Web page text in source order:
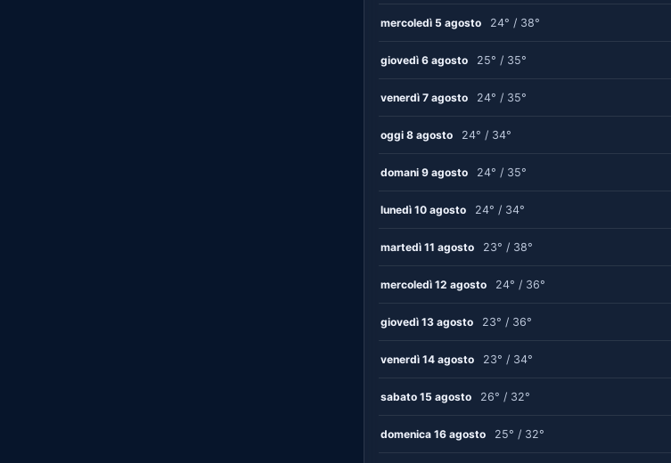
mercoledì 5 agosto 24° / 38°
giovedì 6 agosto 25° / 35°
venerdì 7 agosto 24° / 35°
oggi 8 agosto 24° / 34°
domani 9 agosto 24° / 35°
lunedì 10 agosto 24° / 34°
martedì 11 agosto 23° / 38°
mercoledì 12 agosto 24° / 36°
giovedì 13 agosto 23° / 36°
venerdì 14 agosto 23° / 34°
sabato 15 agosto 26° / 32°
domenica 16 agosto 25° / 32°